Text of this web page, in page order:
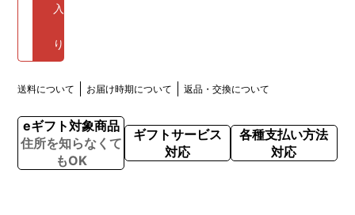
入
り
送料について お届け時期について 返品・交換について
eギフト対象商品
住所を知らなくて
もOK
ギフトサービス
対応
各種支払い方法
対応